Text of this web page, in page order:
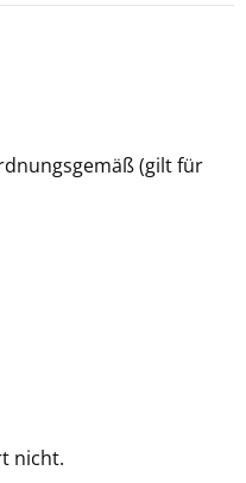
(gilt für
nicht.